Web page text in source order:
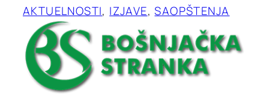
AKTUELNOSTI, IZJAVE, SAOPŠTENJA